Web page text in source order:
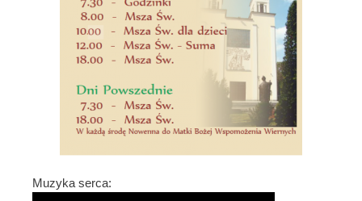
Muzyka serca: